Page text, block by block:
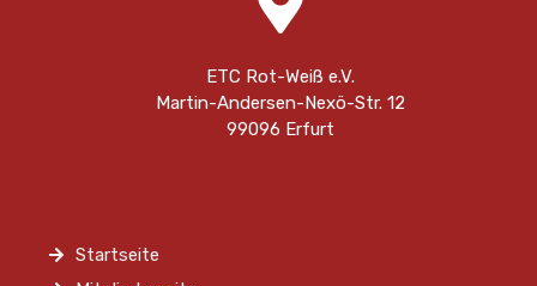
ETC Rot-Weiß e.V.
Martin-Andersen-Nexö-Str. 12
99096 Erfurt
Startseite